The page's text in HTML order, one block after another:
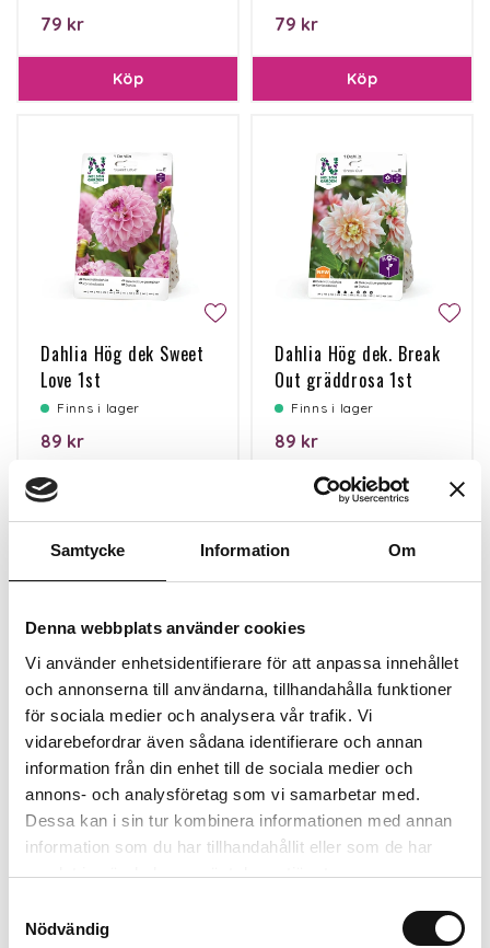
Samtycke Information Om
Denna webbplats använder cookies
Vi använder enhetsidentifierare för att anpassa innehållet
och annonserna till användarna, tillhandahålla funktioner
för sociala medier och analysera vår trafik. Vi
vidarebefordrar även sådana identifierare och annan
information från din enhet till de sociala medier och
annons- och analysföretag som vi samarbetar med.
Dessa kan i sin tur kombinera informationen med annan
information som du har tillhandahållit eller som de har
samlat in när du har använt deras tjänster.
Nödvändig
79 kr
Köp
79 kr
Köp
Dahlia Hög dek Sweet
Love 1st
Finns i lager
89 kr
Dahlia Hög dek. Break
Out gräddrosa 1st
Finns i lager
89 kr
Köp
Dahlia Hög dek. Cafe
au Lait Twist
Finns i lager
89 kr
Dahlia Hög dek. Cafe
au Lait, gräddrosa 1st
Finns i lager
89 kr